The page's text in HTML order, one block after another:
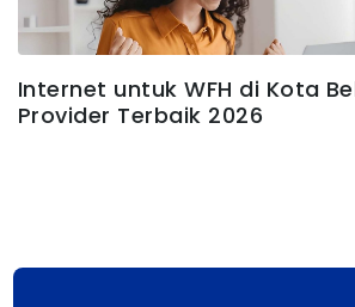
Internet untuk WFH di Kota
Provider Terbaik 2026